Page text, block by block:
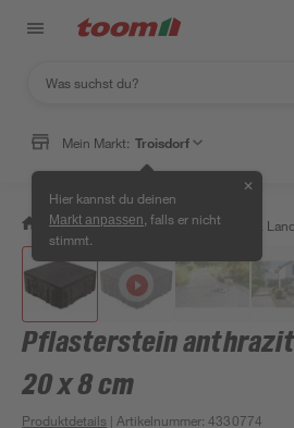
Mein Markt: Troisdorf
Hier kannst du deinen
Markt anpassen , falls er nicht
stimmt.
✕
/ Garten & Freizeit / Gartenbau &
Pflasterstein
20 x 8 cm
Produktdetails | Artikelnummer:4330774